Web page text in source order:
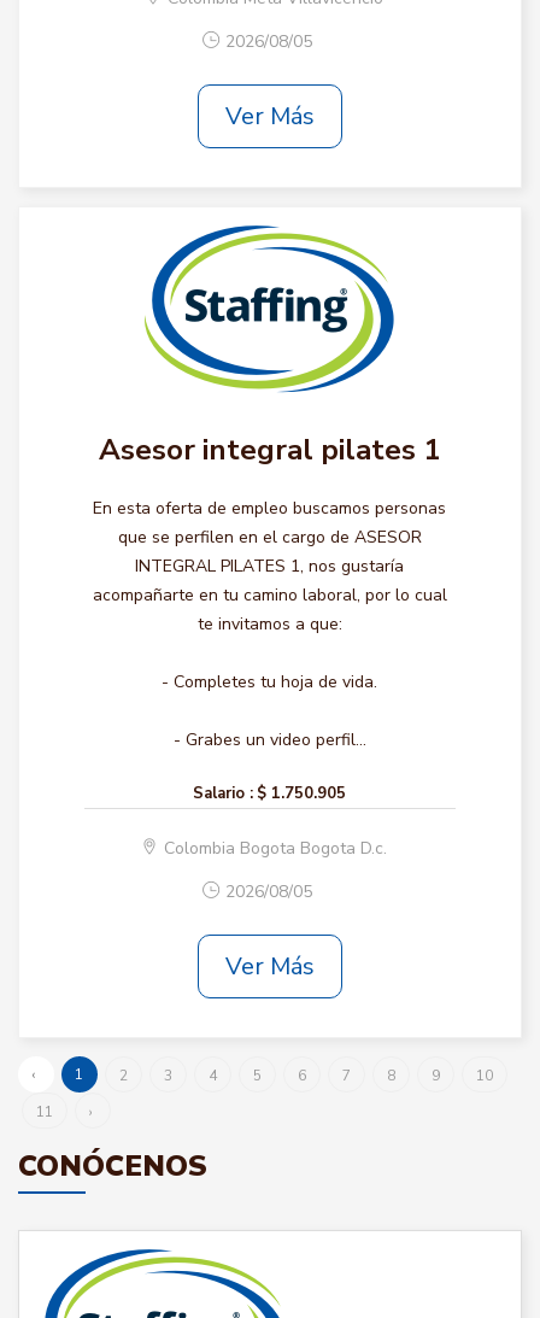
2026/08/05
Ver Más
Asesor integral pilates 1
En esta oferta de empleo buscamos personas
que se perfilen en el cargo de ASESOR
INTEGRAL PILATES 1, nos gustaría
acompañarte en tu camino laboral, por lo cual
te invitamos a que:
- Completes tu hoja de vida.
- Grabes un video perfil...
Salario : $ 1.750.905
Colombia Bogota Bogota D.c.
2026/08/05
Ver Más
‹ 1 2 3 4 5 6 7 8 9
10
11
›
CONÓCENOS